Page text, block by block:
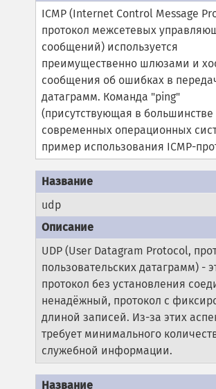
ICMP (Internet Control Message
протокол межсетевых
сообщений) используется
преимущественно шлюзами и
сообщения об ошибках в
датаграмм. Команда "ping"
(присутствующая в большинстве
современных операционных
пример использования ICMP-
udp
UDP (User Datagram Protocol,
пользовательских датаграмм) -
протокол без установления
ненадёжный, протокол с
длиной записей. Из-за этих
требует минимального
служебной информации.